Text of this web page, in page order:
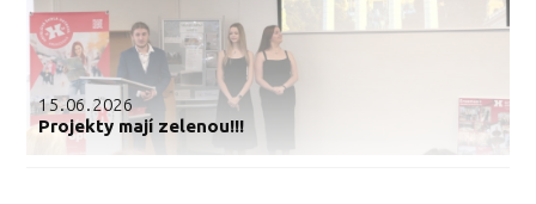
15.06.2026
Projekty mají zelenou!!!